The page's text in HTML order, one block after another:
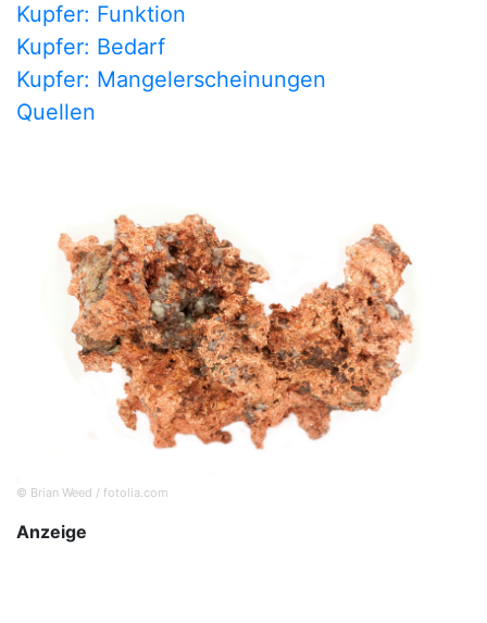
Kupfer: Funktion
Kupfer: Bedarf
Kupfer: Mangelerscheinungen
Quellen
© Brian Weed / fotolia.com
Anzeige